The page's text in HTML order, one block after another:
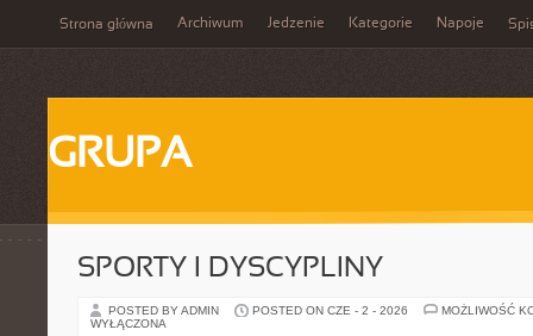
Strona główna Archiwum Jedzenie Kategorie Napoje
GRUPA
SPORTY I DYSCYPLINY
POSTED BY ADMIN POSTED ON CZE - 2 - 2026
MOŻLIWOŚĆ
WYŁĄCZONA